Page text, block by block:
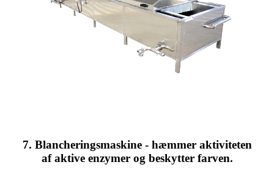
7. Blancheringsmaskine - hæmmer aktiviteten
af ​​aktive enzymer og beskytter farven.